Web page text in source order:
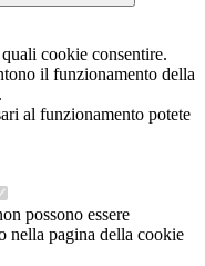
cookie consentire.
il funzionamento della
al funzionamento potete
possono essere
nella pagina della cookie